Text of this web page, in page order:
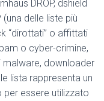
DROP, dshield
delle liste più
“dirottati” o affittati
o cyber-crimine,
malware, downloader
lista rappresenta un
essere utilizzato